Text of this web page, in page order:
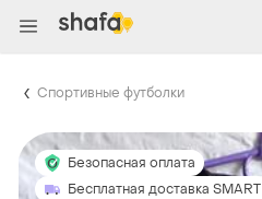
Спортивные футболки
Безопасная оплата
Бесплатная доставка SMART